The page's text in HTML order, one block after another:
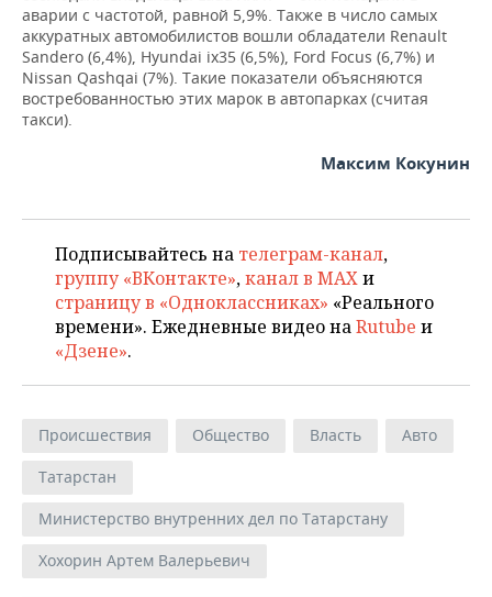
аварии с частотой, равной 5,9%. Также в число самых
аккуратных автомобилистов вошли обладатели Renault
Sandero (6,4%), Hyundai ix35 (6,5%), Ford Focus (6,7%) и
Nissan Qashqai (7%). Такие показатели объясняются
востребованностью этих марок в автопарках (считая
такси).
Максим Кокунин
Подписывайтесь на телеграм-канал,
группу «ВКонтакте»,канал в MAXи
страницу в «Одноклассниках» «Реального
времени». Ежедневные видео наRutube и
«Дзене».
Происшествия Общество Власть
Авто
Татарстан
Министерство внутренних дел по Татарстану
Хохорин Артем Валерьевич